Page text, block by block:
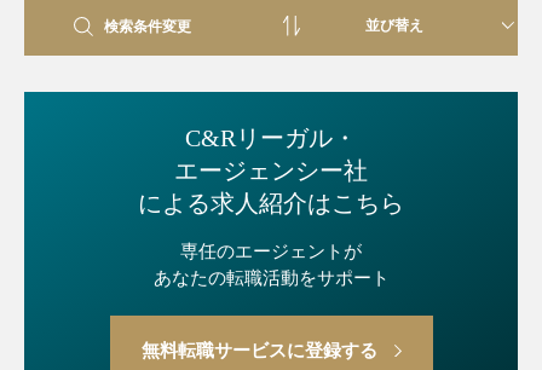
含む）からのご紹介）も一定数ございます。英語・中国語案
件をはじめ様々な渉外登記も対応しております。
め、英語・中国をはじめ、渉外登記（不動産・商業とも）も
●必要に応じてオフィスに出社いただいての執務や外での打
合せも必要ですが、テレワークも相談可能です。
検索条件変更
C&Rリーガル・
エージェンシー社
による求人紹介はこちら
専任のエージェントが
あなたの転職活動をサポート
無料転職サービスに登録する